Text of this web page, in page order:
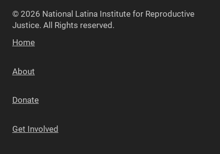
© 2026 National Latina Institute for Reproductive
Justice. All Rights reserved.
Home
About
Donate
Get Involved